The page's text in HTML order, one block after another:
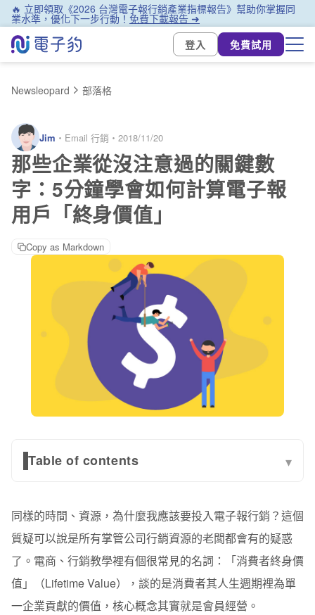
🔥 立即領取《2026 台灣電子報行銷產業指標報告》幫助你掌握同
業水準，優化下一步行動！免費下載報告 ➜
登入
免費試用
Newsleopard 部落格
Jim ・ Email 行銷 ・ 2018/11/20
那些企業從沒注意過的關鍵數
字：5分鐘學會如何計算電子報
用戶「終身價值」
Copy as Markdown
Table of contents ▾
電子報用戶「終身價值」，電子報行銷到底創造了多少利
潤？
恭喜你，完成了一次公司電子報行銷健檢
同樣的時間、資源，為什麼我應該要投入電子報行銷？這個
質疑可以說是所有掌管公司行銷資源的老闆都會有的疑惑
了。 電商、行銷教學裡有個很常見的名詞：「消費者終身價
值」（Lifetime Value），談的是消費者其人生週期裡為單
一企業貢獻的價值，核心概念其實就是會員經營。